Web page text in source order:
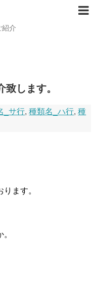
紹介
します。
_サ行,種類名_ハ行,種
ます。